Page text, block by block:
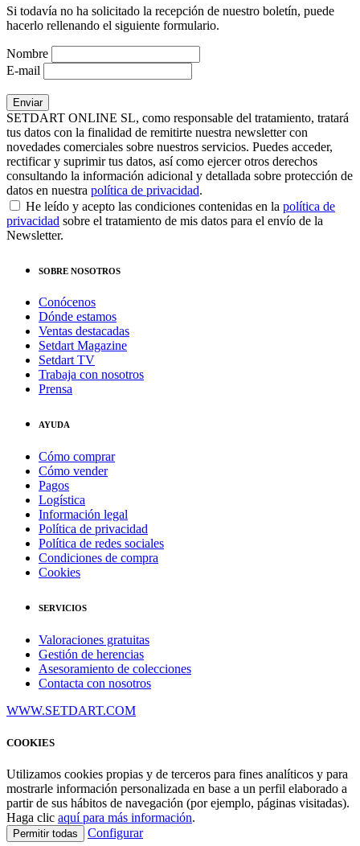
Si todavía no ha solicitado la recepción de nuestro boletín, puede
hacerlo rellenando el siguiente formulario.
Nombre
E-mail
SETDART ONLINE SL, como responsable del tratamiento, tratará
tus datos con la finalidad de remitirte nuestra newsletter con
novedades comerciales sobre nuestros servicios. Puedes acceder,
rectificar y suprimir tus datos, así como ejercer otros derechos
consultando la información adicional y detallada sobre protección de
datos en nuestra política de privacidad.
He leído y acepto las condiciones contenidas en la política de
privacidad sobre el tratamiento de mis datos para el envío de la
Newsletter.
SOBRE NOSOTROS
Conócenos
Dónde estamos
Ventas destacadas
Setdart Magazine
Setdart TV
Trabaja con nosotros
Prensa
AYUDA
Cómo comprar
Cómo vender
Pagos
Logística
Información legal
Política de privacidad
Política de redes sociales
Condiciones de compra
Cookies
SERVICIOS
Valoraciones gratuitas
Gestión de herencias
Asesoramiento de colecciones
Contacta con nosotros
WWW.SETDART.COM
COOKIES
Utilizamos cookies propias y de terceros para fines analíticos y para
mostrarle información personalizada en base a un perfil elaborado a
partir de sus hábitos de navegación (por ejemplo, páginas visitadas).
Haga clic aquí para más información.
Permitir todas Configurar